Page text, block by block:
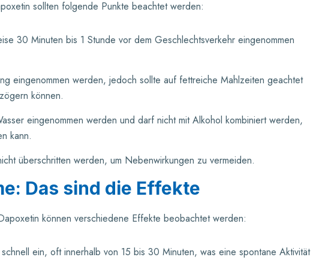
sollten folgende Punkte beachtet werden:
30 Minuten bis 1 Stunde vor dem Geschlechtsverkehr eingenommen
eingenommen werden, jedoch sollte auf fettreiche Mahlzeiten geachtet
können.
eingenommen werden und darf nicht mit Alkohol kombiniert werden,
kann.
überschritten werden, um Nebenwirkungen zu vermeiden.
Das sind die Effekte
können verschiedene Effekte beobachtet werden:
ein, oft innerhalb von 15 bis 30 Minuten, was eine spontane Aktivität